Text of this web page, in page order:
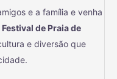
e a família e venha
de Praia de
e diversão que